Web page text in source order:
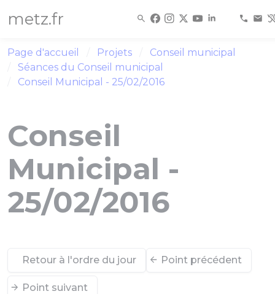
metz.fr
Page d'accueil Projets
Conseil municipal
Séances du Conseil municipal
Conseil Municipal - 25/02/2016
Conseil
Municipal -
25/02/2016
Retour à l'ordre du jour Point précédent
Point suivant